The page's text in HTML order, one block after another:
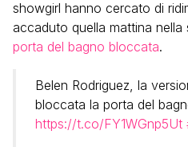
showgirl hanno cercato di
accaduto quella mattina nella
porta del bagno bloccata.
Belen Rodriguez, la
bloccata la porta del
https://t.co/FY1WGnp5Ut